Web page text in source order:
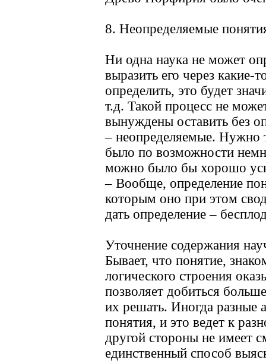
8. Неопределяемые
Ни одна наука не может
выразить его через
определить, это будет
т.д. Такой процесс не
вынуждены оставить без
– неопределяемые. Нужно
было по возможности
можно было бы хорошо
– Вообще, определение
которым оно при этом
дать определение –
Уточнение содержания
Бывает, что понятие,
логического строения
позволяет добиться
их решать. Иногда разные
понятия, и это ведет к
другой стороны не имеет
единственный способ